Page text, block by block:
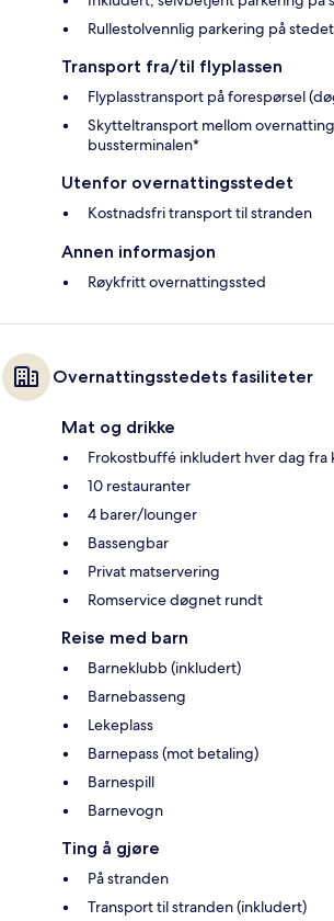
Rullestolvennlig parkering på stedet
Transport fra/til flyplassen
Flyplasstransport på forespørsel
Skytteltransport mellom
bussterminalen*
Utenfor overnattingsstedet
Kostnadsfri transport til stranden
Annen informasjon
Røykfritt overnattingssted
Overnattingsstedets fasiliteter
Mat og drikke
Frokostbuffé inkludert hver dag fra
10 restauranter
4 barer/lounger
Bassengbar
Privat matservering
Romservice døgnet rundt
Reise med barn
Barneklubb (inkludert)
Barnebasseng
Lekeplass
Barnepass (mot betaling)
Barnespill
Barnevogn
Ting å gjøre
På stranden
Transport til stranden (inkludert)